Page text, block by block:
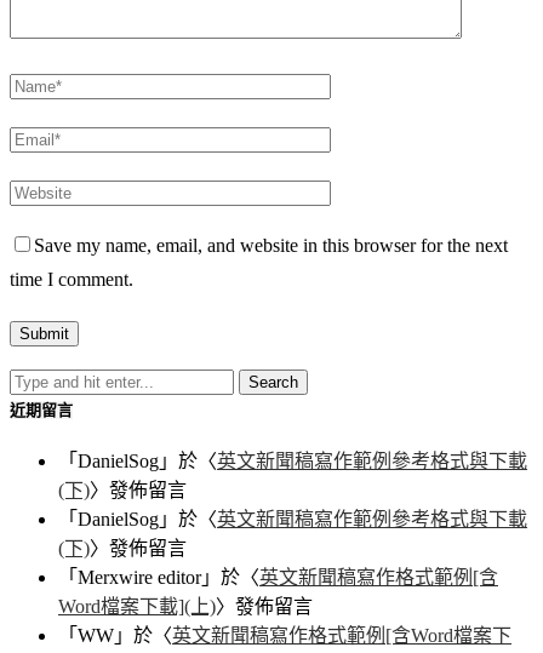
Save my name, email, and website in this browser for the next
time I comment.
近期留言
「 DanielSog 」於〈英文新聞稿寫作範例參考格式與下載
(下)〉發佈留言
「 DanielSog 」於〈英文新聞稿寫作範例參考格式與下載
(下)〉發佈留言
「 Merxwire editor」於〈英文新聞稿寫作格式範例[含
Word檔案下載](上)〉發佈留言
「 WW 」於〈英文新聞稿寫作格式範例[含Word檔案下